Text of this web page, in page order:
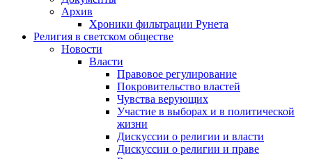
Архив
Хроники фильтрации Рунета
Религия в светском обществе
Новости
Власти
Правовое регулирование
Покровительство властей
Чувства верующих
Участие в выборах и в политической
жизни
Дискуссии о религии и власти
Дискуссии о религии и праве